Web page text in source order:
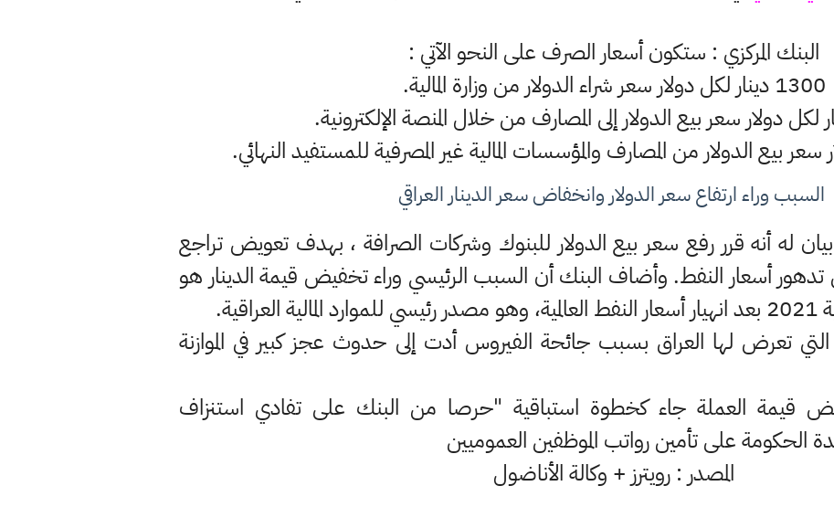
البنك المركزي : ستكون أسعار الصرف على النحو الآتي :
1300 دينار لكل دولار سعر شراء الدولار من وزارة المالية.
السبب وراء ارتفاع سعر الدولار وانخفاض سعر الدينار العراقي
له أنه قرر رفع سعر بيع الدولار للبنوك وشركات الصرافة ، بهدف تعويض تراجع
تدهور أسعار النفط. وأضاف البنك أن السبب الرئيسي وراء تخفيض قيمة الدينار هو
التي تعرض لها العراق بسبب جائحة الفيروس أدت إلى حدوث عجز كبير في الموازنة
قيمة العملة جاء كخطوة استباقية "حرصا من البنك على تفادي استنزاف
الحكومة على تأمين رواتب الموظفين العموميين
المصدر : رويترز + وكالة الأناضول